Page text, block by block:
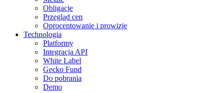
Obligacje
Przegląd cen
Oprocentowanie i prowizje
Technologia
Platformy
Integracja API
White Label
Gecko Fund
Do pobrania
Demo